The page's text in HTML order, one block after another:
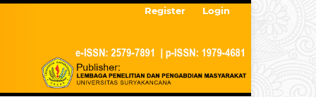
Register Login